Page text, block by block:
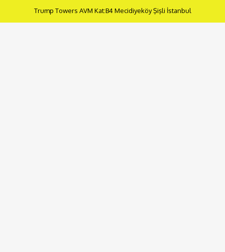
Trump Towers AVM Kat:B4 Mecidiyeköy Şişli İstanbul